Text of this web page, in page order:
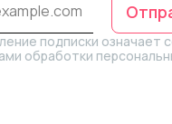
подписки означает
обработки